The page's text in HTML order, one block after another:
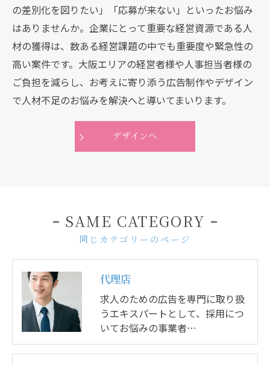
の差別化を図りたい」「応募が来ない」といったお悩み
はありませんか。企業にとって重要な経営資源である人
材の獲得は、数ある経営課題の中でも重要度や緊急性の
高い案件です。大阪エリアの経営者様や人事担当者様の
ご負担を減らし、お考えに寄り添う広告制作やデザイン
で人材不足のお悩みを解決へと導いてまいります。
デザインへ
同じカテゴリーのページ
SAME CATEGORY
代理店
求人のための広告を専門に取り扱
うエキスパートとして、採用につ
いてお悩みの事業者…